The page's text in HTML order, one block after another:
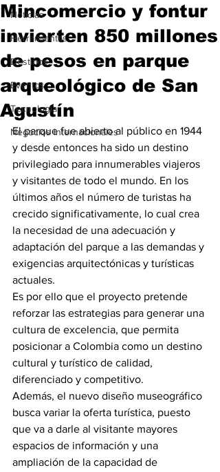
Noticias
Herramientas
Destinos
Eventos
Tecnología
Negocios Internacionales
Mincomercio y fontur
invierten 850 millones
de pesos en parque
arqueológico de San
Agustín
El parque fue abierto al público en 1944
y desde entonces ha sido un destino
privilegiado para innumerables viajeros
y visitantes de todo el mundo. En los
últimos años el número de turistas ha
crecido significativamente, lo cual crea
la necesidad de una adecuación y
adaptación del parque a las demandas y
exigencias arquitectónicas y turísticas
actuales.
Es por ello que el proyecto pretende
reforzar las estrategias para generar una
cultura de excelencia, que permita
posicionar a Colombia como un destino
cultural y turístico de calidad,
diferenciado y competitivo.
Además, el nuevo diseño museográfico
busca variar la oferta turística, puesto
que va a darle al visitante mayores
espacios de información y una
ampliación de la capacidad de